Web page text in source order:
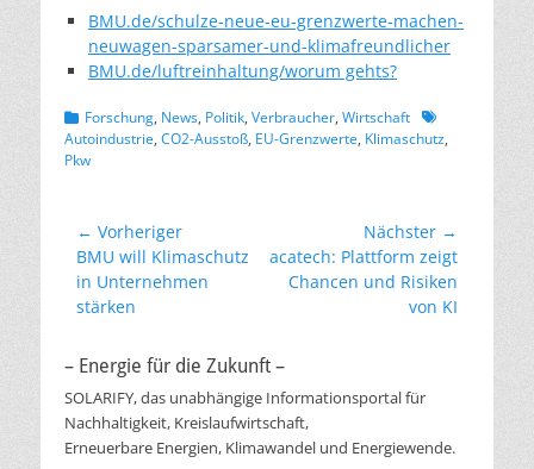
BMU.de/schulze-neue-eu-grenzwerte-machen-
neuwagen-sparsamer-und-klimafreundlicher
BMU.de/luftreinhaltung/worum gehts?
Kategorien
Forschung, News, Politik, Verbraucher, Wirtschaft Schlagworte
Autoindustrie, CO2-Ausstoß, EU-Grenzwerte, Klimaschutz,
Pkw
Beitragsnavigation
← Vorheriger
Vorheriger
Beitrag:
BMU will Klimaschutz
in Unternehmen
stärken
Nächster →
Nächster
Beitrag:
acatech: Plattform zeigt
Chancen und Risiken
von KI
– Energie für die Zukunft –
SOLARIFY, das unabhängige Informationsportal für
Nachhaltigkeit, Kreislaufwirtschaft,
Erneuerbare Energien, Klimawandel und Energiewende.